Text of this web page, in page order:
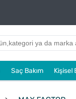
Saç Bakım Kişisel